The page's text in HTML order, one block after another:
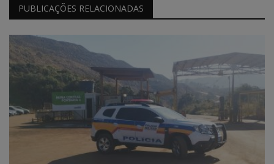
PUBLICAÇÕES RELACIONADAS